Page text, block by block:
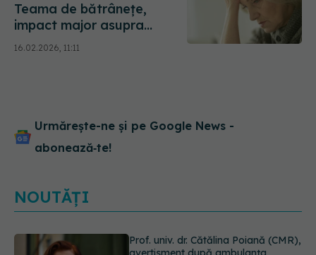
Teama de bătrânețe,
impact major asupra
corpului
16.02.2026, 11:11
Urmărește-ne și pe Google News -
abonează‑te!
NOUTĂȚI
Ora la care mănânci ar putea